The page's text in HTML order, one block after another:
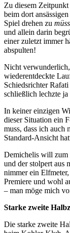
Zu diesem
beim dort
Spiel drehen zu
und allein darin
einer zuletzt immer
abspulten!
Nicht
wiederentdeckte
Schiedsrichter
schließlich lechzte
In keiner einzigen
dieser Situation ein
muss, dass ich auch
Standard-Ansicht
Demichelis will zum
und der stolpert aus
nimmer ein
Premiere und wohl
– man möge mich
Starke zweite
Die starke zweite